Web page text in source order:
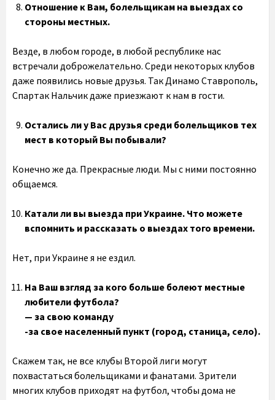
Отношение к Вам, болельщикам на выездах со
стороны местных.
Везде, в любом городе, в любой республике нас
встречали доброжелательно. Среди некоторых клубов
даже появились новые друзья. Так Динамо Ставрополь,
Спартак Нальчик даже приезжают к нам в гости.
Остались ли у Вас друзья среди болельщиков тех
мест в который Вы побывали?
Конечно же да. Прекрасные люди. Мы с ними постоянно
общаемся.
Катали ли вы выезда при Украине. Что можете
вспомнить и рассказать о выездах того времени.
Нет, при Украине я не ездил.
На Ваш взгляд за кого больше болеют местные
любители футбола?
— за свою команду
-за свое населенный пункт (город, станица, село).
Скажем так, не все клубы Второй лиги могут
похвастаться болельщиками и фанатами. Зрители
многих клубов приходят на футбол, чтобы дома не